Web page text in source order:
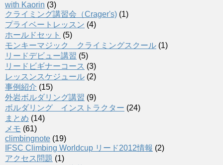
with Kaorin (3)
クライミング講習会（Crager's) (1)
プライベートレッスン (4)
ホールドセット (5)
モンキーマジック クライミングスクール (1)
リードデビュー講習 (5)
リードビギナーコース (3)
レッスンスケジュール (2)
事例紹介 (15)
外岩ボルダリング講習 (9)
ボルダリング インストラクター (24)
まとめ (14)
メモ (61)
climbingnote (19)
IFSC Climbing Worldcup リード2012情報 (2)
アクセス問題 (1)